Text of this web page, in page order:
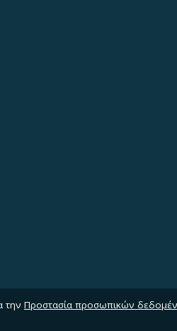
την Προστασία προσωπικών